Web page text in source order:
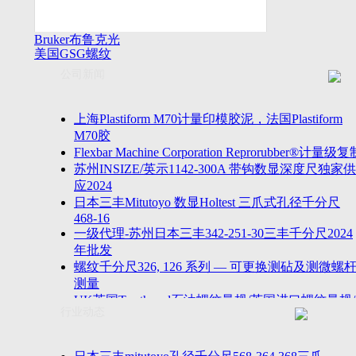
Bruker布鲁克光
谱仪
美国GSG螺纹
上海Plastiform M70计量印模胶泥，法国Plastiform
M70胶
Flexbar Machine Corporation Reprorubber®计量级复
苏州INSIZE/英示1142-300A 带钩数显深度尺独家供
应2024
日本三丰Mitutoyo 数显Holtest 三爪式孔径千分尺
468-16
一级代理-苏州日本三丰342-251-30三丰千分尺2024
年批发
螺纹千分尺326, 126 系列 — 可更换测砧及测微螺杆
测量
UK英国Tru-thread石油螺纹量规/英国进口螺纹量规/
VMS-5040H